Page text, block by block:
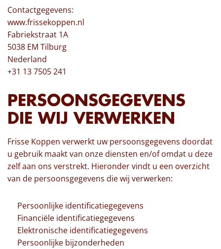
Contactgegevens:
www.frissekoppen.nl
Fabriekstraat 1A
5038 EM Tilburg
Nederland
+31 13 7505 241
PERSOONSGEGEVENS
DIE WIJ VERWERKEN
Frisse Koppen verwerkt uw persoonsgegevens doordat
u gebruik maakt van onze diensten en/of omdat u deze
zelf aan ons verstrekt. Hieronder vindt u een overzicht
van de persoonsgegevens die wij verwerken:
Persoonlijke identificatiegegevens
Financiële identificatiegegevens
Elektronische identificatiegegevens
Persoonlijke bijzonderheden